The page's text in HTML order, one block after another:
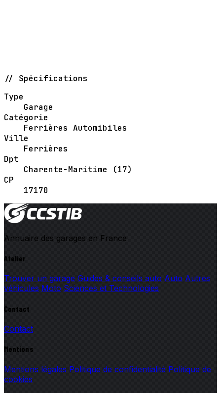
// Spécifications
Type
Garage
Catégorie
Ferrières Automibiles
Ville
Ferrières
Dpt
Charente-Maritime (17)
CP
17170
Annuaire des garages en France
Atelier
Trouver un garage Guides & conseils auto Auto Autres
véhicules Moto Sciences et Technologies
Contact
Contact
Mentions
Mentions légales Politique de confidentialité Politique de
cookies